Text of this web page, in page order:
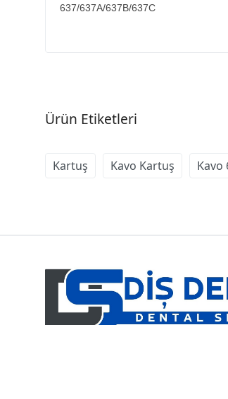
637/637A/637B/637C
Ürün Etiketleri
Kartuş Kavo Kartuş Kavo